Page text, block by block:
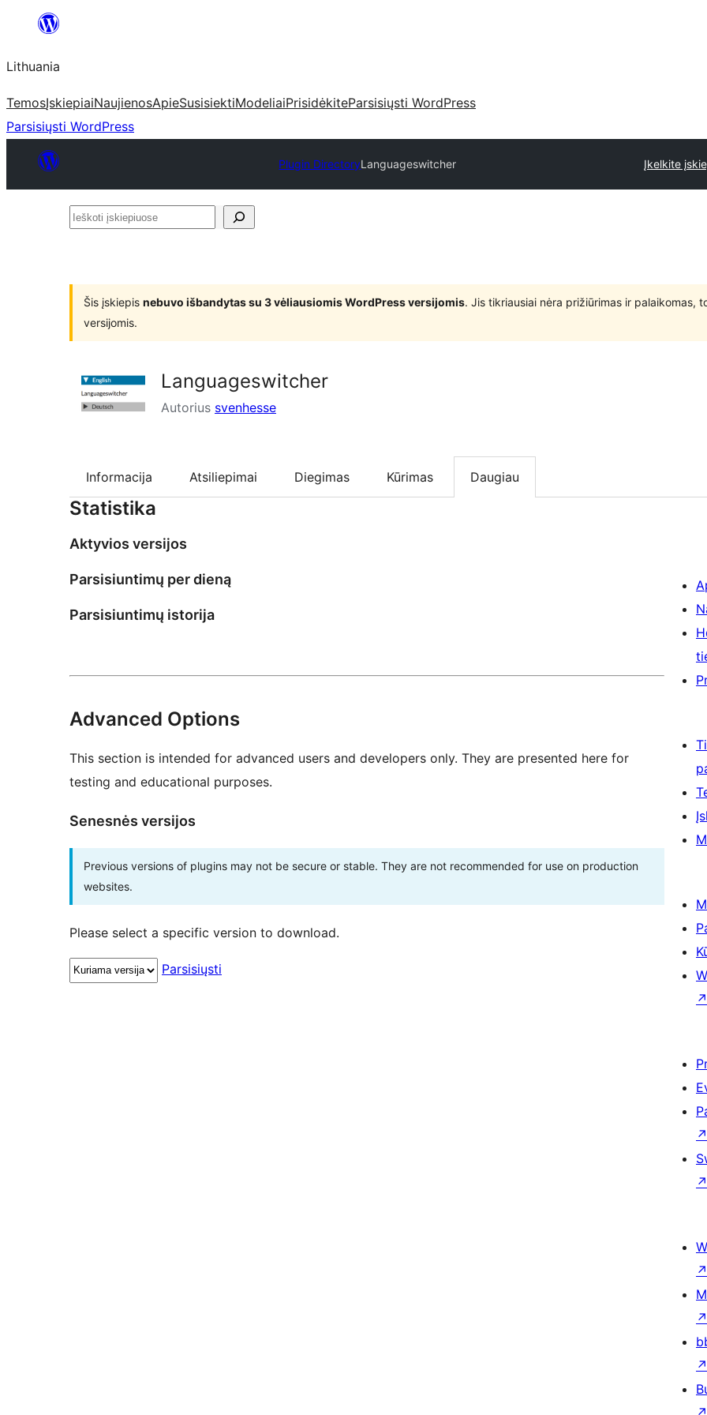
turinio
Lithuania
TemosĮskiepiaiNaujienosApieSusisiektiModeliaiPrisidėkiteParsisiųsti WordPress
Parsisiųsti WordPress
Plugin DirectoryLanguageswitcher Įkelkite
Ieškoti
Šis įskiepis nebuvo išbandytas su 3 vėliausiomis WordPress versijomis. Jis tikriausiai nėra prižiūrimas ir palaikomas,
versijomis.
Languageswitcher
Autorius svenhesse
Informacija Atsiliepimai Diegimas Kūrimas Daugiau
Statistika
Aktyvios versijos
Parsisiuntimų per dieną
Parsisiuntimų istorija
Advanced Options
This section is intended for advanced users and developers only. They are presented here for
testing and educational purposes.
Senesnės versijos
Previous versions of plugins may not be secure or stable. They are not recommended for use on production
websites.
Please select a specific version to download.
Parsisiųsti
↗
↗
↗
↗
↗
↗